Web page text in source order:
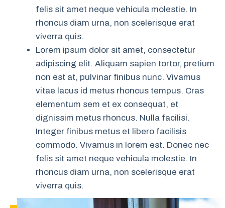
felis sit amet neque vehicula molestie. In
rhoncus diam urna, non scelerisque erat
viverra quis.
Lorem ipsum dolor sit amet, consectetur
adipiscing elit. Aliquam sapien tortor, pretium
non est at, pulvinar finibus nunc. Vivamus
vitae lacus id metus rhoncus tempus. Cras
elementum sem et ex consequat, et
dignissim metus rhoncus. Nulla facilisi.
Integer finibus metus et libero facilisis
commodo. Vivamus in lorem est. Donec nec
felis sit amet neque vehicula molestie. In
rhoncus diam urna, non scelerisque erat
viverra quis.